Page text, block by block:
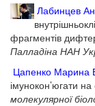
Лабинцев
фрагментів
Палладіна НАН
Цапенко Марина
імунокон’югати
молекулярної